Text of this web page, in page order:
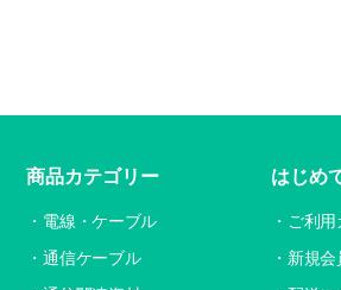
商品カテゴリー
電線・ケーブル
通信ケーブル
はじめ
ご利用
新規会